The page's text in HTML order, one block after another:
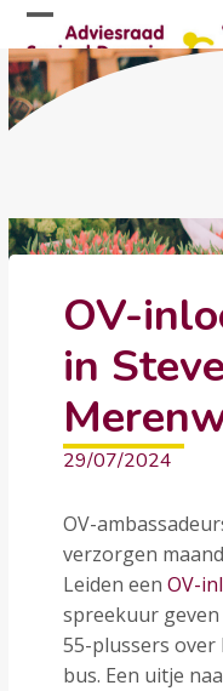
Skip
to
content
Open
mobile
menu
Close
mobile
menu
OV-
in
29/07/2024
OV-
verzorgen
Leiden eenOV-
spreekuur geven
55-plussers
bus. Een uitje